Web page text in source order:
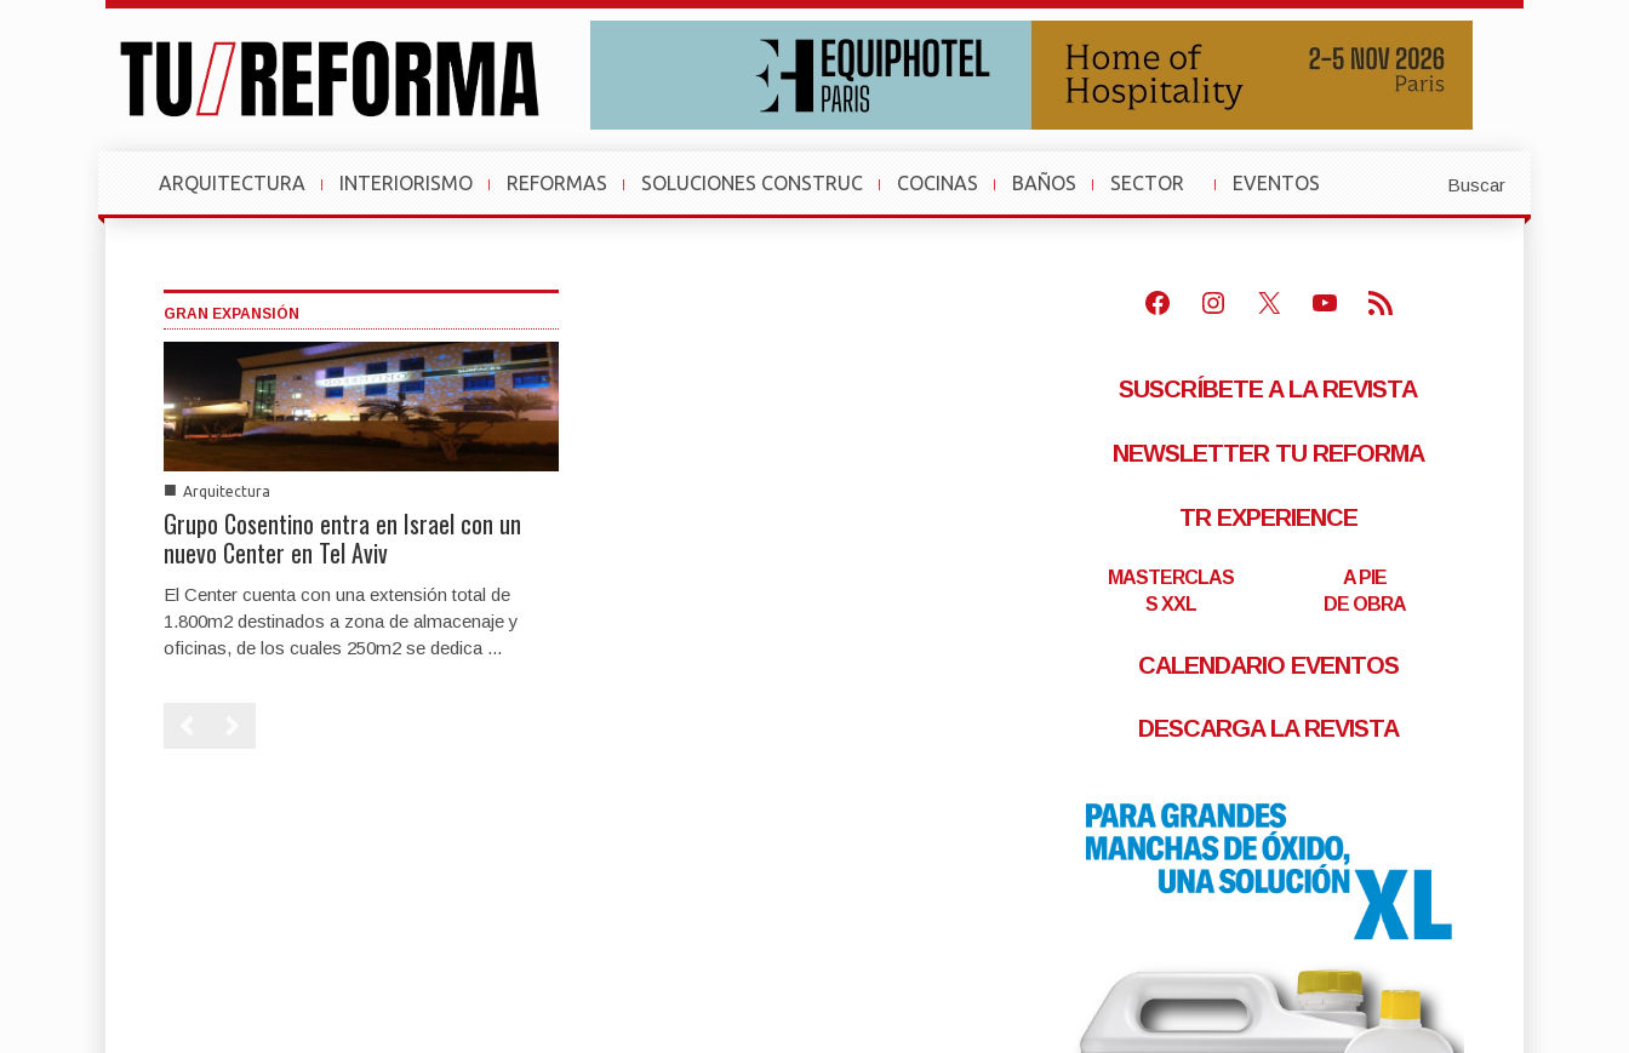
ARQUITECTURA INTERIORISMO REFORMAS SOLUCIONES CONSTRUC COCINAS BAÑOS
SECTOR
»
EVENTOS
»
Buscar
GRAN EXPANSIÓN
■ Arquitectura
Grupo Cosentino entra en Israel con un
nuevo Center en Tel Aviv
El Center cuenta con una extensión total de
1.800m2 destinados a zona de almacenaje y
oficinas, de los cuales 250m2 se dedica ...
Facebook
Instagram
X Youtube
Feed RSS
SUSCRÍBETE A LA REVISTA
NEWSLETTER TU REFORMA
TR EXPERIENCE
MASTERCLAS
S XXL
A PIE
DE OBRA
CALENDARIO EVENTOS
DESCARGA LA REVISTA